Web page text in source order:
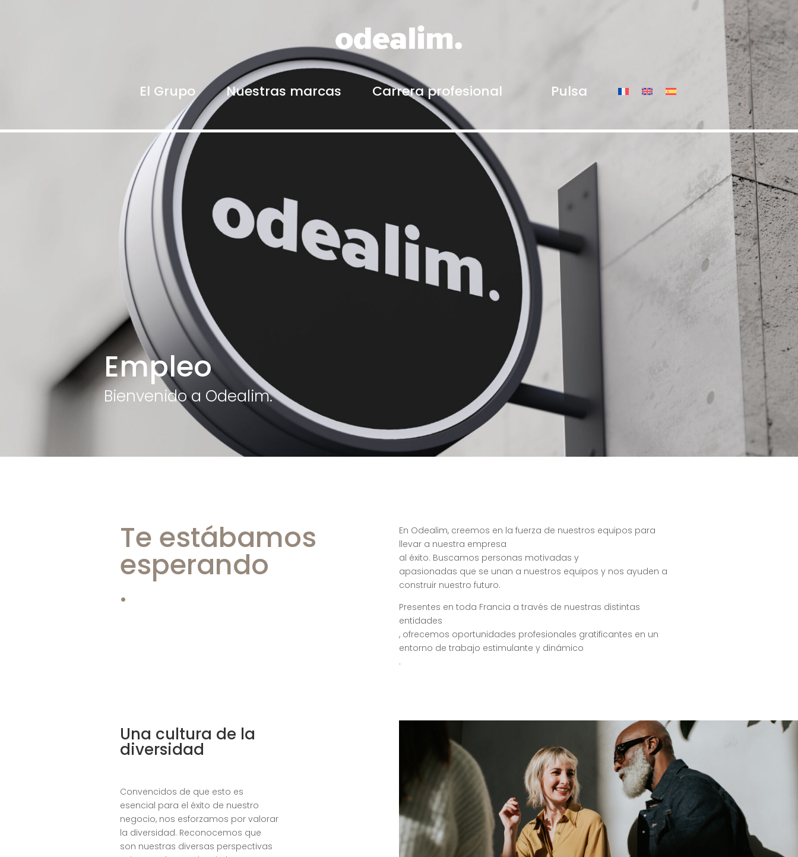
El Grupo Nuestras marcas Carrera profesional Pulsa
Empleo
Bienvenido a Odealim.
Te estábamos
esperando
.
En Odealim, creemos en la fuerza de nuestros equipos para
llevar a nuestra empresa
al éxito. Buscamos personas motivadas y
apasionadas que se unan a nuestros equipos y nos ayuden a
construir nuestro futuro.
Presentes en toda Francia a través de nuestras distintas
entidades
, ofrecemos oportunidades profesionales gratificantes en un
entorno de trabajo estimulante y dinámico
.
Una cultura de la
diversidad
Convencidos de que esto es
esencial para el éxito de nuestro
negocio, nos esforzamos por valorar
la diversidad. Reconocemos que
son nuestras diversas perspectivas